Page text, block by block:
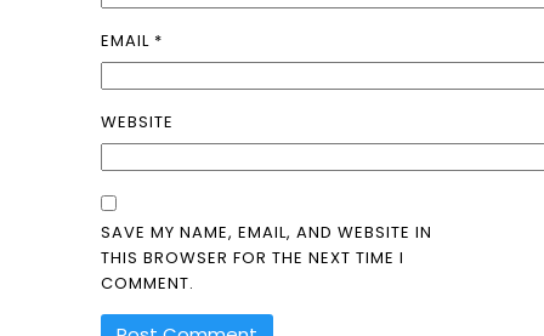
EMAIL *
WEBSITE
SAVE MY NAME, EMAIL, AND WEBSITE IN
THIS BROWSER FOR THE NEXT TIME I
COMMENT.